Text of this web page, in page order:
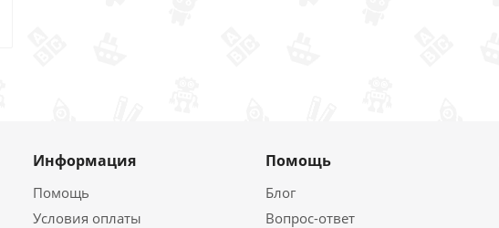
Информация
Помощь
Условия оплаты
Помощь
Блог
Вопрос-ответ